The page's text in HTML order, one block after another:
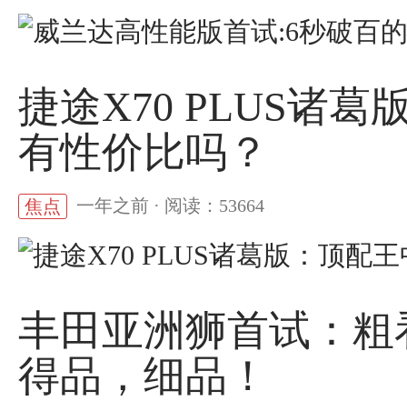
捷途X70 PLUS诸葛
有性价比吗？
焦点 一年之前 · 阅读：53664
丰田亚洲狮首试：
得品，细品！